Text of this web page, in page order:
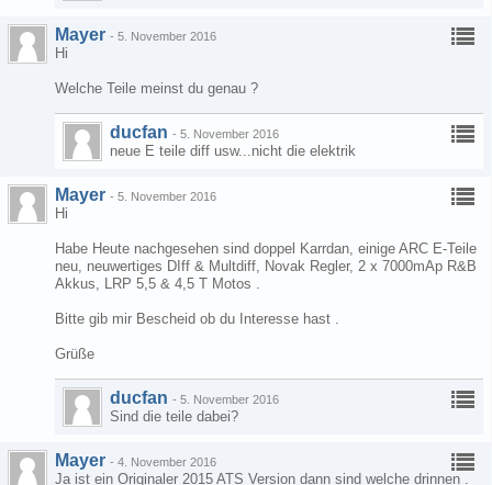
Mayer - 5. November 2016
Hi
Welche Teile meinst du genau ?
ducfan - 5. November 2016
neue E teile diff usw...nicht die elektrik
Mayer - 5. November 2016
Hi
Habe Heute nachgesehen sind doppel Karrdan, einige ARC E-Teile
neu, neuwertiges DIff & Multdiff, Novak Regler, 2 x 7000mAp R&B
Akkus, LRP 5,5 & 4,5 T Motos .
Bitte gib mir Bescheid ob du Interesse hast .
Grüße
ducfan - 5. November 2016
Sind die teile dabei?
Mayer - 4. November 2016
Ja ist ein Originaler 2015 ATS Version dann sind welche drinnen .